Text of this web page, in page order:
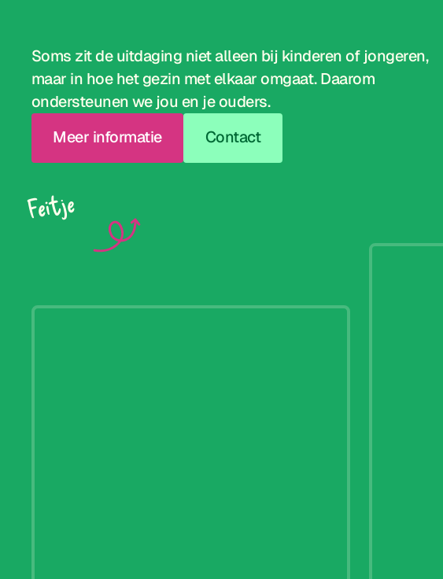
Soms zit de uitdaging niet alleen bij kinderen of jongeren,
maar in hoe het gezin met elkaar omgaat. Daarom
ondersteunen we jou en je ouders.
Meer informatie
Contact
Feitje